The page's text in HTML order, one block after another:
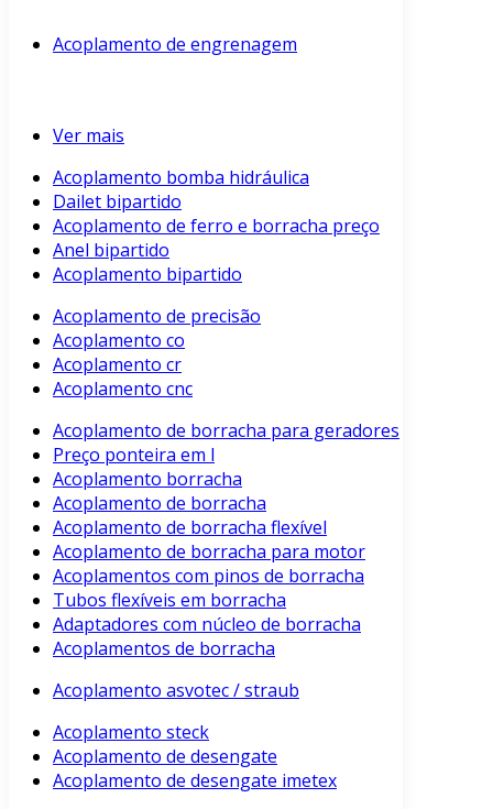
Acoplamento de engrenagem
Ver mais
Acoplamento bomba hidráulica
Dailet bipartido
Acoplamento de ferro e borracha preço
Anel bipartido
Acoplamento bipartido
Acoplamento de precisão
Acoplamento co
Acoplamento cr
Acoplamento cnc
Acoplamento de borracha para geradores
Preço ponteira em l
Acoplamento borracha
Acoplamento de borracha
Acoplamento de borracha flexível
Acoplamento de borracha para motor
Acoplamentos com pinos de borracha
Tubos flexíveis em borracha
Adaptadores com núcleo de borracha
Acoplamentos de borracha
Acoplamento asvotec / straub
Acoplamento steck
Acoplamento de desengate
Acoplamento de desengate imetex